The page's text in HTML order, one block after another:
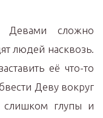
Девами сложно
людей насквозь.
её что-то
Деву вокруг
слишком глупы и